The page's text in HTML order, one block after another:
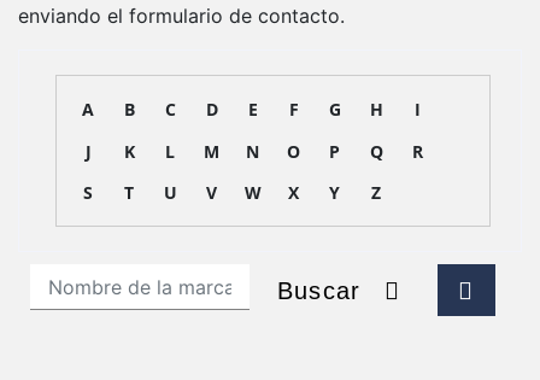
enviando el formulario de contacto.
A B C D E F G H
I
J
K L M N O P Q
R
S
T U V W X Y Z
Buscar